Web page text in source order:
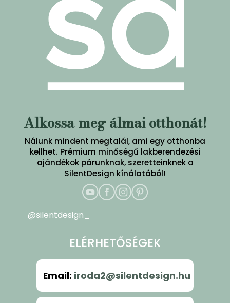
Alkossa meg álmai otthonát!
Nálunk mindent megtalál, ami egy otthonba
kellhet. Prémium minőségű lakberendezési
ajándékok párunknak, szeretteinknek a
SilentDesign kínálatából!
@silentdesign_
ELÉRHETŐSÉGEK
Email: iroda2@silentdesign.hu